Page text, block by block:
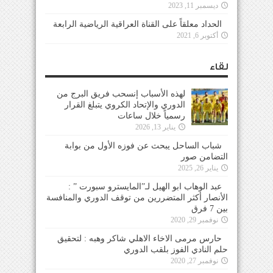
ديسمبر 11, 2023
الحداد معلقاً على القناة العراقية الرياضية الرابعة
أكتوبر 6, 2021
لقاء
لهذه الأسباب إنسحب فريق البرج من
الدوري والإتحاد الكروي يتبلغ القرار
رسمياً خلال ساعات
يناير 13, 2026
شباب الساحل يبحث عن فوزه الأول من بوابة
التضامن صور
يناير 26, 2025
عبد الوهاب ابو الهيل لـ”المايسترو سبورت ” :
الأنصار أكثر المتضررين من توقف الدوري والمنافسة
بين 7 فرق
نوفمبر 29, 2020
حارس مرمى الاخاء الاهلي شاكر وهبه : لتحقيق
حلم النادي الفوز بلقب الدوري
نوفمبر 27, 2020